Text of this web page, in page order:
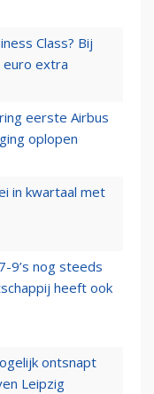
Class? Bij
euro extra
eerste Airbus
oplopen
in kwartaal met
9’s nog steeds
heeft ook
ontsnapt
Leipzig